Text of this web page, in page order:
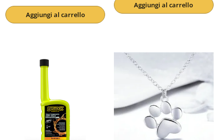
Aggiungi al carrello
Aggiungi al carrello